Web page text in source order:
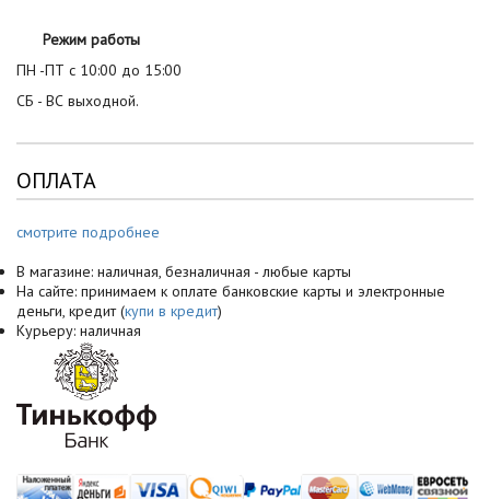
Режим работы
ПН -ПТ с 10:00 до 15:00
СБ - ВС выходной.
ОПЛАТА
смотрите подробнее
В магазине: наличная, безналичная - любые карты
На сайте: принимаем к оплате банковские карты и электронные
деньги, кредит (купи в кредит)
Курьеру: наличная